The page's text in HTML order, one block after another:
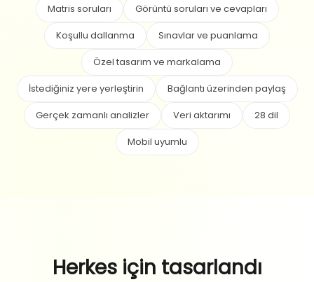
Matris soruları
Görüntü soruları ve cevapları
Koşullu dallanma
Sınavlar ve puanlama
Özel tasarım ve markalama
İstediğiniz yere yerleştirin
Bağlantı üzerinden paylaş
Gerçek zamanlı analizler
Veri aktarımı
28 dil
Mobil uyumlu
Herkes için tasarlandı